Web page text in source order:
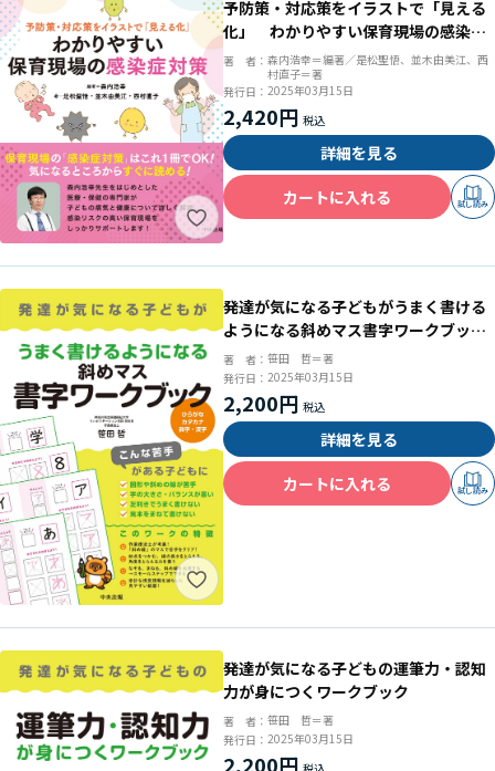
予防策・対応策をイラストで「見える
化」 わかりやすい保育現場の感染症
対策
著 者： 森内浩幸＝編著／是松聖悟、並木由美江、西
村直子＝著
発行日： 2025年03月15日
2,420円
詳細を見る
カートに入れる
試し読み
発達が気になる子どもがうまく書ける
ようになる斜めマス書字ワークブッ
ク ひらがな・カタカナ・数字・漢字
著 者： 笹田 哲＝著
発行日： 2025年03月15日
2,200円
詳細を見る
カートに入れる
試し読み
発達が気になる子どもの運筆力・認知
力が身につくワークブック
著 者： 笹田 哲＝著
発行日： 2025年03月15日
2,200円